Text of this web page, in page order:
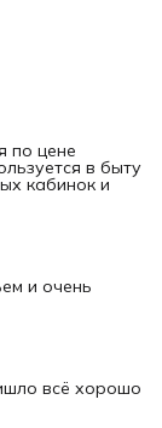
по цене
в быту
кабинок и
и очень
всё хорошо